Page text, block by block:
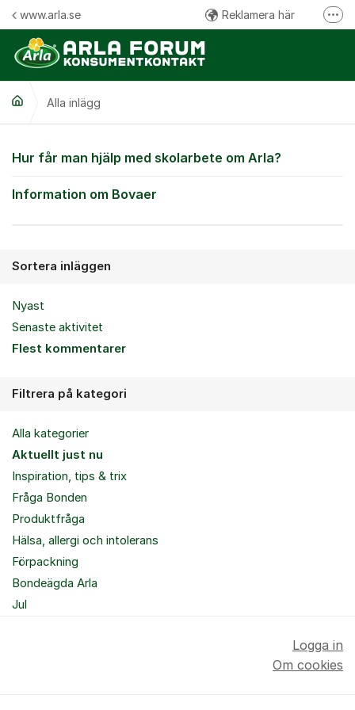
Hoppa till innehåll
www.arla.se Reklamera här
Följ oss på Facebook
Alla inlägg
Alla inlägg
Hur får man hjälp med skolarbete om Arla?
Information om Bovaer
Sortera inläggen
Nyast
Senaste aktivitet
Flest kommentarer
Filtrera på kategori
Alla kategorier
Aktuellt just nu
Inspiration, tips & trix
Fråga Bonden
Produktfråga
Hälsa, allergi och intolerans
Förpackning
Bondeägda Arla
Jul
Logga in
Om cookies